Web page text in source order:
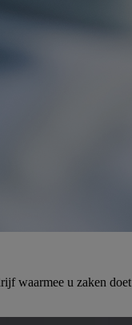
waarmee u zaken doet